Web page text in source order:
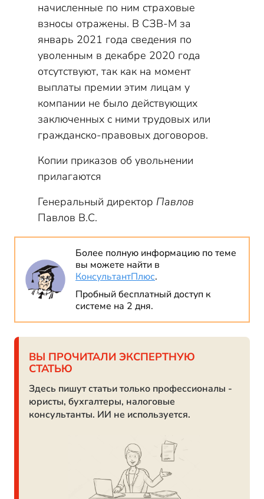
начисленные по ним страховые
взносы отражены. В СЗВ-М за
январь 2021 года сведения по
уволенным в декабре 2020 года
отсутствуют, так как на момент
выплаты премии этим лицам у
компании не было действующих
заключенных с ними трудовых или
гражданско-правовых договоров.
Копии приказов об увольнении
прилагаются
Генеральный директор Павлов
Павлов В.С.
Более полную информацию по теме
вы можете найти в
КонсультантПлюс.
Пробный бесплатный доступ к
системе на 2 дня.
ВЫ ПРОЧИТАЛИ ЭКСПЕРТНУЮ
СТАТЬЮ
Здесь пишут статьи только профессионалы -
юристы, бухгалтеры, налоговые
консультанты. ИИ не используется.